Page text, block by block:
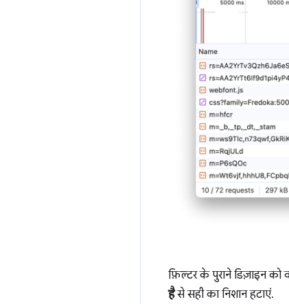
फ़िल्टर के पुराने डिज़ाइन को
हैसे सही का निशान हटाएं.